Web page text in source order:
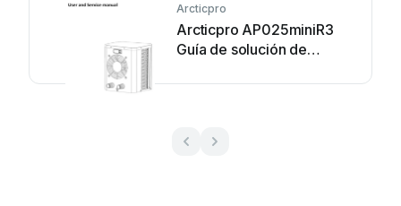
Arcticpro
Arcticpro AP025miniR3
Guía de solución de